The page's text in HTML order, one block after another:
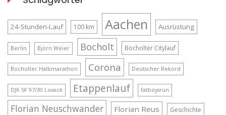
24-Stunden-Lauf 100 km Aachen Ausrüstung
Berlin Björn Weier Bocholt Bocholter Citylauf
Bocholter Halbmarathon Corona Deutscher Rekord
DJK SF 97/30 Lowick Etappenlauf fatboysrun
Florian Neuschwander Florian Reus Geschichte